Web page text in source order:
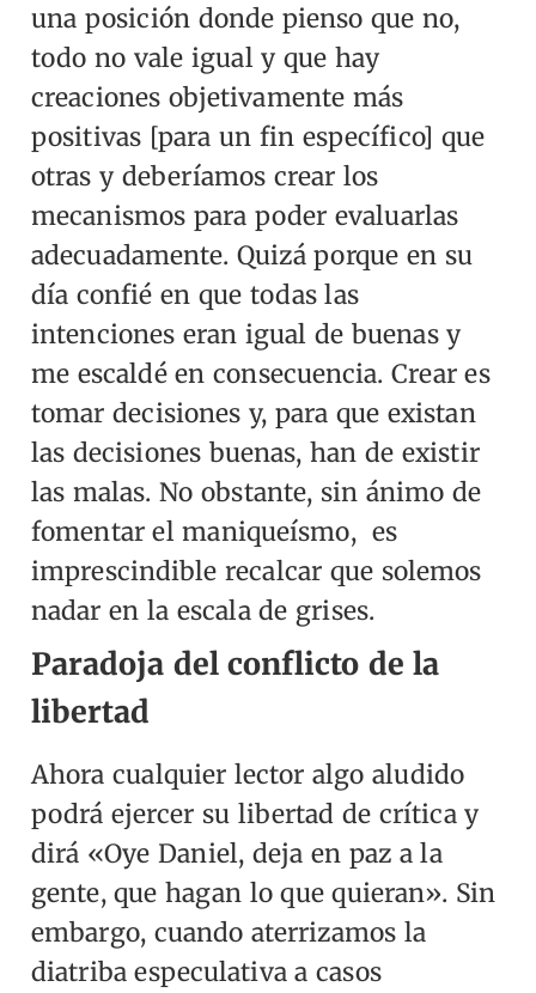
una posición donde pienso que no,
todo no vale igual y que hay
creaciones objetivamente más
positivas [para un fin específico] que
otras y deberíamos crear los
mecanismos para poder evaluarlas
adecuadamente. Quizá porque en su
día confié en que todas las
intenciones eran igual de buenas y
me escaldé en consecuencia. Crear es
tomar decisiones y, para que existan
las decisiones buenas, han de existir
las malas. No obstante, sin ánimo de
fomentar el maniqueísmo, es
imprescindible recalcar que solemos
nadar en la escala de grises.
Paradoja del conflicto de la
libertad
Ahora cualquier lector algo aludido
podrá ejercer su libertad de crítica y
dirá «Oye Daniel, deja en paz a la
gente, que hagan lo que quieran». Sin
embargo, cuando aterrizamos la
diatriba especulativa a casos